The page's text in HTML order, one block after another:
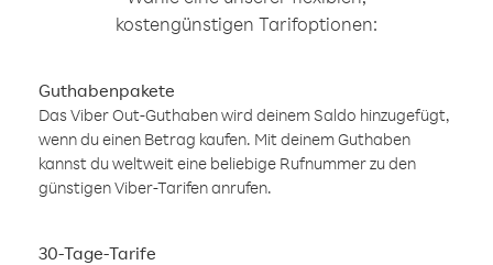
kostengünstigen Tarifoptionen:
Guthabenpakete
Das Viber Out-Guthaben wird deinem Saldo hinzugefügt,
wenn du einen Betrag kaufen. Mit deinem Guthaben
kannst du weltweit eine beliebige Rufnummer zu den
günstigen Viber-Tarifen anrufen.
30-Tage-Tarife